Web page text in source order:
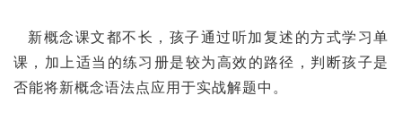
新概念课文都不长，孩子通过听加复述的方式学习单
课，加上适当的练习册是较为高效的路径，判断孩子是
否能将新概念语法点应用于实战解题中。